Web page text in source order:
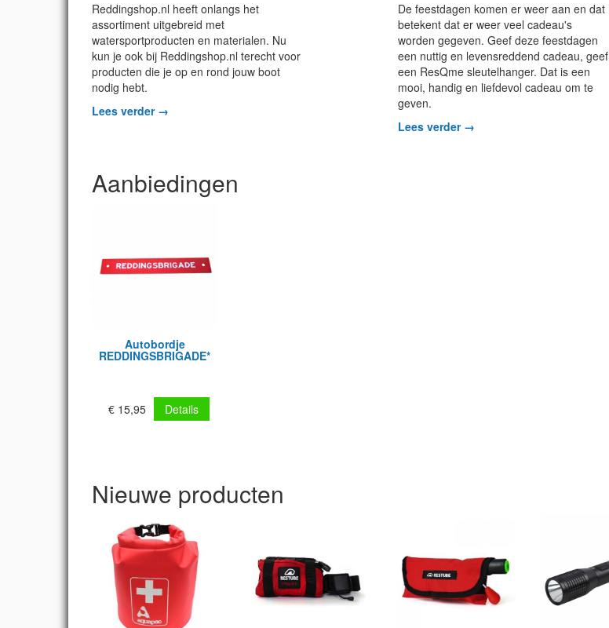
Reddingshop.nl heeft onlangs het
assortiment uitgebreid met
watersportproducten en materialen. Nu
kun je ook bij Reddingshop.nl terecht voor
producten die je op en rond jouw boot
nodig hebt.
Lees verder →
De feestdagen komen er weer aan en dat
betekent dat er weer veel cadeau's
worden gegeven. Geef deze feestdagen
een nuttig en levensreddend cadeau, geef
een ResQme sleutelhanger. Dat is een
mooi, handig en liefdevol cadeau om te
geven.
Lees verder →
Aanbiedingen
Autobordje
REDDINGSBRIGADE**
€ 15,95 Details
Nieuwe producten